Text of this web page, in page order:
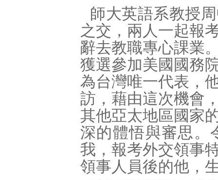
師大英語系教授
之交，兩人一起報
辭去教職專心課業
獲選參加美國國務
為台灣唯一代表，
訪，藉由這次機會
其他亞太地區國家
深的體悟與審思。
我，報考外交領事
領事人員後的他，